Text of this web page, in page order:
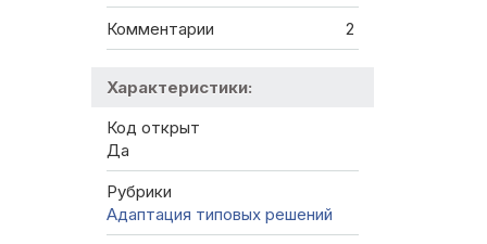
Комментарии 2
Характеристики:
Код открыт
Да
Рубрики
Адаптация типовых решений